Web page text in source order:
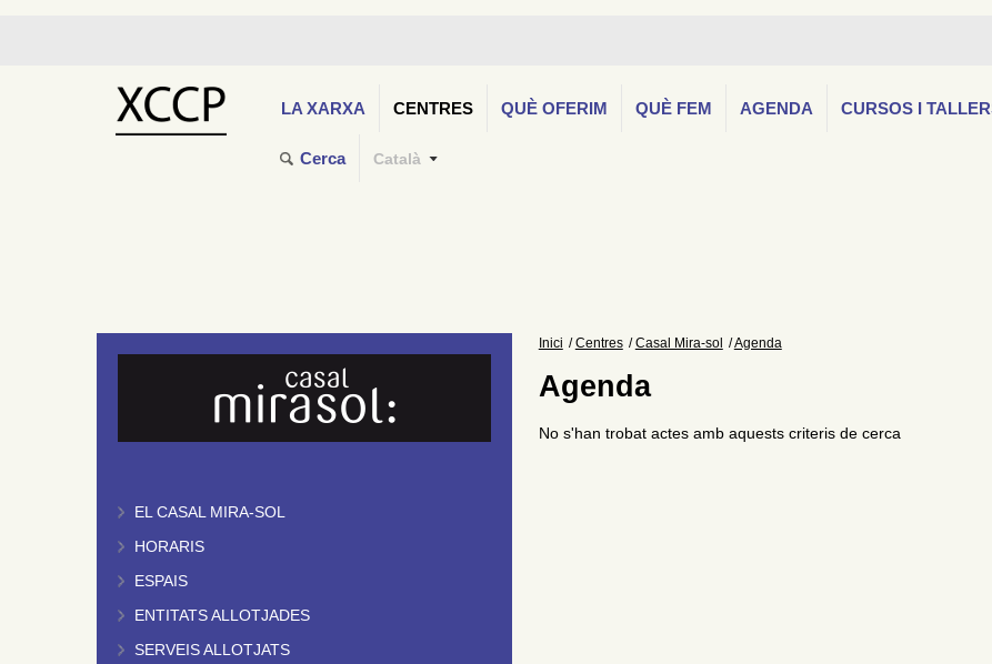
LA XARXA CENTRES QUÈ OFERIM QUÈ FEM AGENDA CURSOS I
Cerca Català
EL CASAL MIRA-SOL
HORARIS
ESPAIS
ENTITATS ALLOTJADES
SERVEIS ALLOTJATS
Inici Centres Casal Mira-sol Agenda
Agenda
No s'han trobat actes amb aquests criteris de cerca